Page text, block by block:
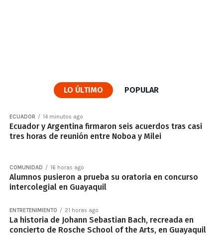
LO ÚLTIMO POPULAR
ECUADOR 14 minutos ago
Ecuador y Argentina firmaron seis acuerdos tras casi
tres horas de reunión entre Noboa y Milei
COMUNIDAD 16 horas ago
Alumnos pusieron a prueba su oratoria en concurso
intercolegial en Guayaquil
ENTRETENIMIENTO 21 horas ago
La historia de Johann Sebastian Bach, recreada en
concierto de Rosche School of the Arts, en Guayaquil